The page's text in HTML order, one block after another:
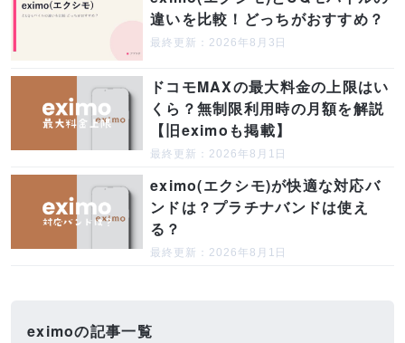
違いを比較！どっちがおすすめ？
最終更新：2026年8月3日
ドコモMAXの最大料金の上限はい
くら？無制限利用時の月額を解説
【旧eximoも掲載】
最終更新：2026年8月1日
eximo(エクシモ)が快適な対応バ
ンドは？プラチナバンドは使え
る？
最終更新：2026年8月1日
eximoの記事一覧